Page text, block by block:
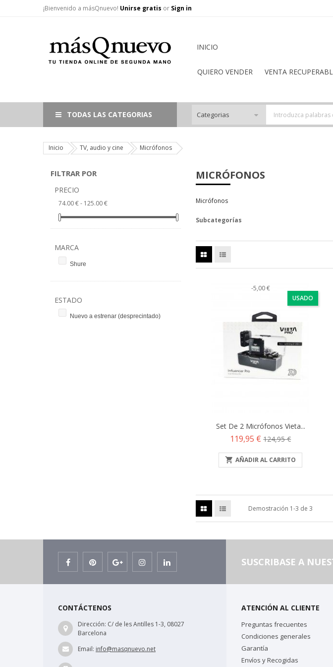
¡Bienvenido a másQnuevo! Unirse gratis or Sign in
INICIO
QUIERO VENDER VENTA
TODAS LAS CATEGORIAS
Inicio TV, audio y cine Micrófonos
FILTRAR POR
PRECIO
74.00 € - 125.00 €
MARCA
Shure
ESTADO
Nuevo a estrenar (desprecintado)
MICRÓFONOS
Micrófonos
Subcategorías
USADO
-5,00 €
Set De 2 Micrófonos Vieta...
Precio
119,95 € Precio
base
124,95 €
 AÑADIR AL CARRITO
Demostración 1-3 de 3
SUSCRIBASE A
CONTÁCTENOS
Dirección: C/ de les Antilles 1-3, 08027
Barcelona
Email: info@masqnuevo.net
ATENCIÓN AL CLIENTE
Preguntas frecuentes
Condiciones generales
Garantía
Envíos y Recogidas